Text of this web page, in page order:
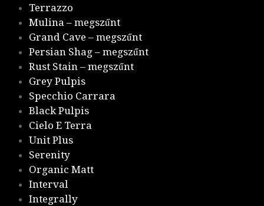
Terrazzo
Mulina – megszűnt
Grand Cave – megszűnt
Persian Shag – megszűnt
Rust Stain – megszűnt
Grey Pulpis
Specchio Carrara
Black Pulpis
Cielo E Terra
Unit Plus
Serenity
Organic Matt
Interval
Integrally